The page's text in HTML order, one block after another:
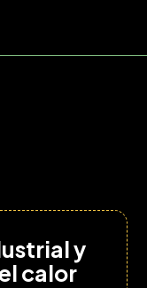
y
calor